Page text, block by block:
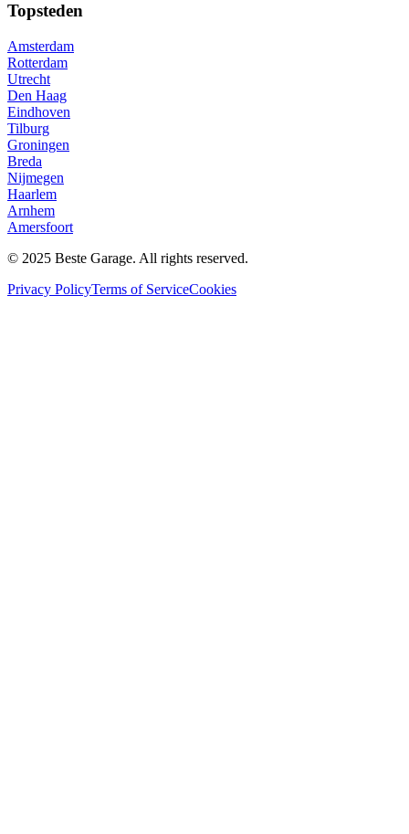
Topsteden
Amsterdam
Rotterdam
Utrecht
Den Haag
Eindhoven
Tilburg
Groningen
Breda
Nijmegen
Haarlem
Arnhem
Amersfoort
© 2025 Beste Garage. All rights reserved.
Privacy PolicyTerms of ServiceCookies